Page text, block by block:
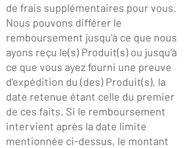
de frais supplémentaires pour vous.
Nous pouvons différer le
remboursement jusqu'à ce que nous
ayons reçu le(s) Produit(s) ou jusqu'à
ce que vous ayez fourni une preuve
d'expédition du (des) Produit(s), la
date retenue étant celle du premier
de ces faits. Si le remboursement
intervient après la date limite
mentionnée ci-dessus, le montant